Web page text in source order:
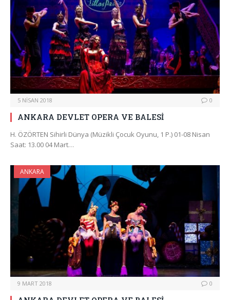
5 NISAN 2018 0
ANKARA DEVLET OPERA VE BALESİ
H. ÖZÖRTEN Sihirli Dünya (Müzikli Çocuk Oyunu, 1 P.) 01-08 Nisan
Saat: 13.00 04 Mart…
ANKARA
9 MART 2018 0